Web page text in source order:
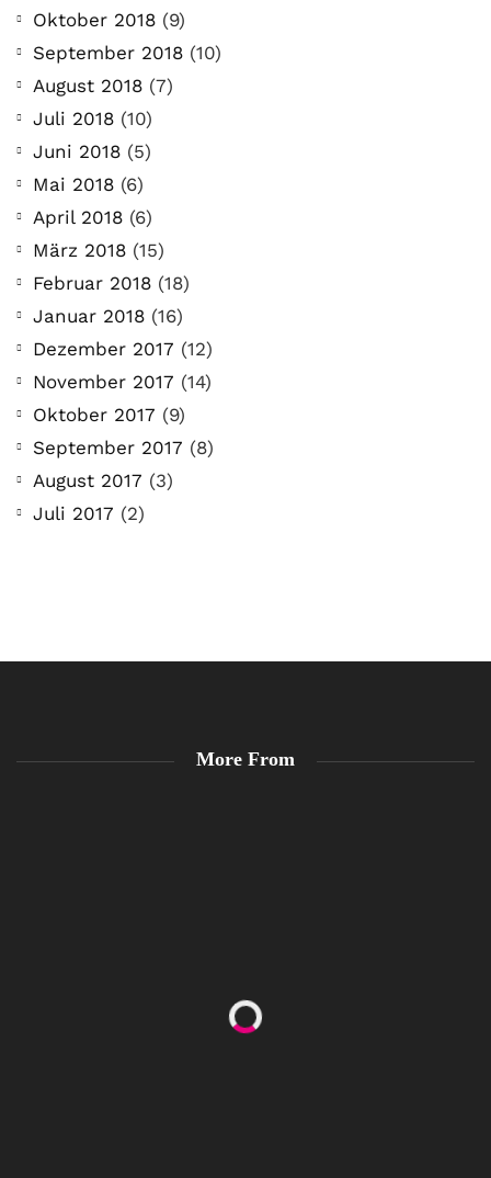
Oktober 2018 (9)
September 2018 (10)
August 2018 (7)
Juli 2018 (10)
Juni 2018 (5)
Mai 2018 (6)
April 2018 (6)
März 2018 (15)
Februar 2018 (18)
Januar 2018 (16)
Dezember 2017 (12)
November 2017 (14)
Oktober 2017 (9)
September 2017 (8)
August 2017 (3)
Juli 2017 (2)
More From